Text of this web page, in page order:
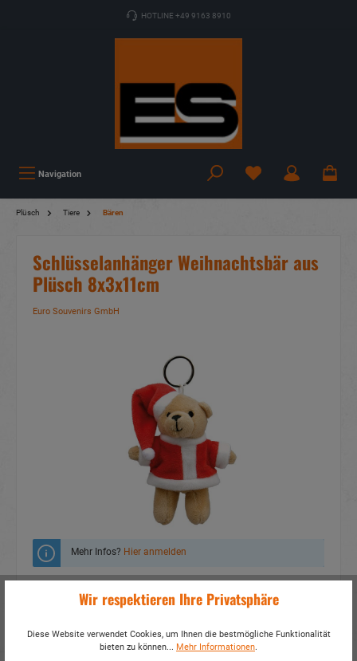
HOTLINE +49 9163 8910
Navigation
Plüsch Tiere Bären
Schlüsselanhänger Weihnachtsbär aus
Plüsch 8x3x11cm
Euro Souvenirs GmbH
Mehr Infos? Hier anmelden
Zum Merkzettel hinzufügen
Fragen zum Produkt
Wir respektieren Ihre Privatsphäre
Diese Website verwendet Cookies, um Ihnen die bestmögliche Funktionalität
bieten zu können... Mehr Informationen.